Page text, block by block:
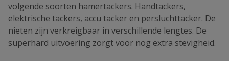
volgende soorten hamertackers. Handtackers,
elektrische tackers, accu tacker en persluchttacker. De
nieten zijn verkreigbaar in verschillende lengtes. De
superhard uitvoering zorgt voor nog extra stevigheid.